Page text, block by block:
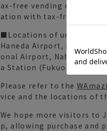
ax-free vending machine.
ation with tax-free billing
■Locations of
Haneda Airport, Narita
onal Airport, Naha
a Station (Fukuoka),
Please refer to the
vice and the locations of
We hope more visitors to
p, allowing purchase and